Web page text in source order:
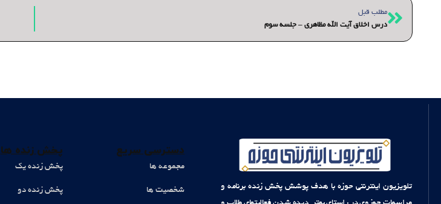
قبلیمطلب قبل
درس اخلاق آیت الله مظاهری – جلسه سوم
تلویزیون اینترنتی حوزه با هدف پوشش پخش زنده برنامه و
دسترسی سریع
مجموعه ها
شخصیت ها
پخش زنده ها
پخش زنده یک
پخش زنده دو